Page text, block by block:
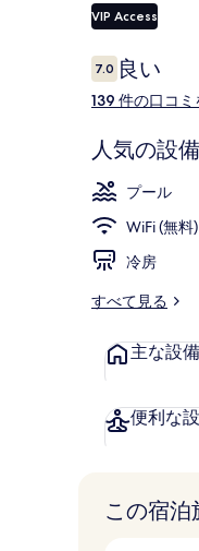
ー
VIP Access
口
コ
ミ
7.010段階中7.0
良い
139 件の口コ
人気の設
プール
WiFi (無料)
冷房
すべて見る
主な設
便利な
この宿